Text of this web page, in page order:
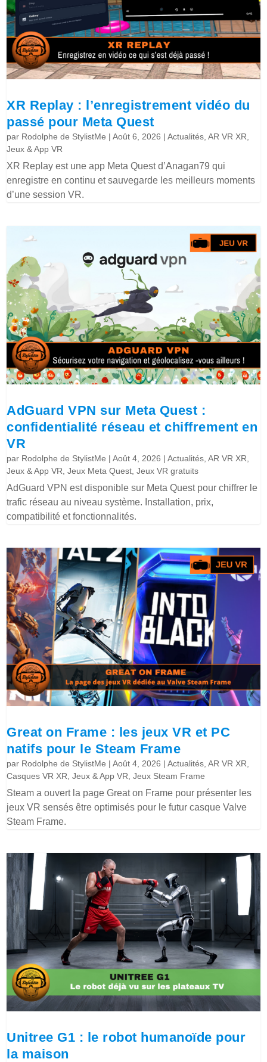
XR Replay : l’enregistrement vidéo du
passé pour Meta Quest
par Rodolphe de StylistMe |Août 6, 2026 |Actualités ,AR VR XR
Jeux & App VR
XR Replay est une app Meta Quest d’Anagan79 qui
enregistre en continu et sauvegarde les meilleurs moments
d’une session VR.
AdGuard VPN sur Meta Quest :
confidentialité réseau et chiffrement en
VR
par Rodolphe de StylistMe |Août 4, 2026 |Actualités ,AR VR XR
Jeux & App VR ,Jeux Meta Quest ,Jeux VR gratuits
AdGuard VPN est disponible sur Meta Quest pour chiffrer le
trafic réseau au niveau système. Installation, prix,
compatibilité et fonctionnalités.
Great on Frame : les jeux VR et PC
natifs pour le Steam Frame
par Rodolphe de StylistMe |Août 4, 2026 |Actualités ,AR VR XR
Casques VR XR ,Jeux & App VR ,Jeux Steam Frame
Steam a ouvert la page Great on Frame pour présenter les
jeux VR sensés être optimisés pour le futur casque Valve
Steam Frame.
Unitree G1 : le robot humanoïde pour
la maison